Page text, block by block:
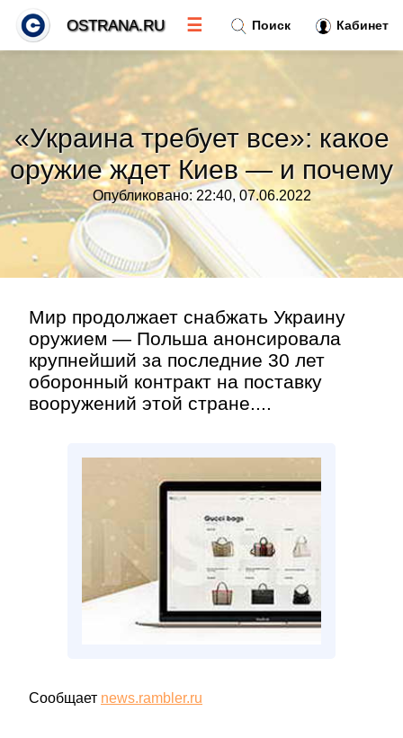
«Украина требует все»: какое
оружие ждет Киев — и почему
Опубликовано: 22:40, 07.06.2022
Мир продолжает снабжать Украину
оружием — Польша анонсировала
крупнейший за последние 30 лет
оборонный контракт на поставку
вооружений этой стране....
Сообщает news.rambler.ru
Поиск Кабинет
OSTRANA.RU ☰
Тренды новостей»
Рубрики»
Правила»
Контакт»